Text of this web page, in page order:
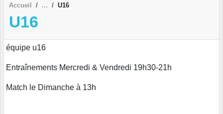
Accueil U16
U16
équipe u16
Entraînements Mercredi & Vendredi 19h30-21h
Match le Dimanche à 13h